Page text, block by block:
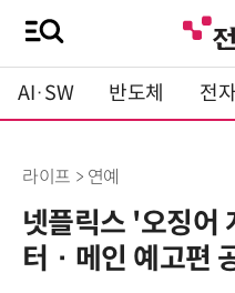
AI·SW 반도체 전자
라이프 > 연예
넷플릭스 '오징어
터 · 메인 예고편